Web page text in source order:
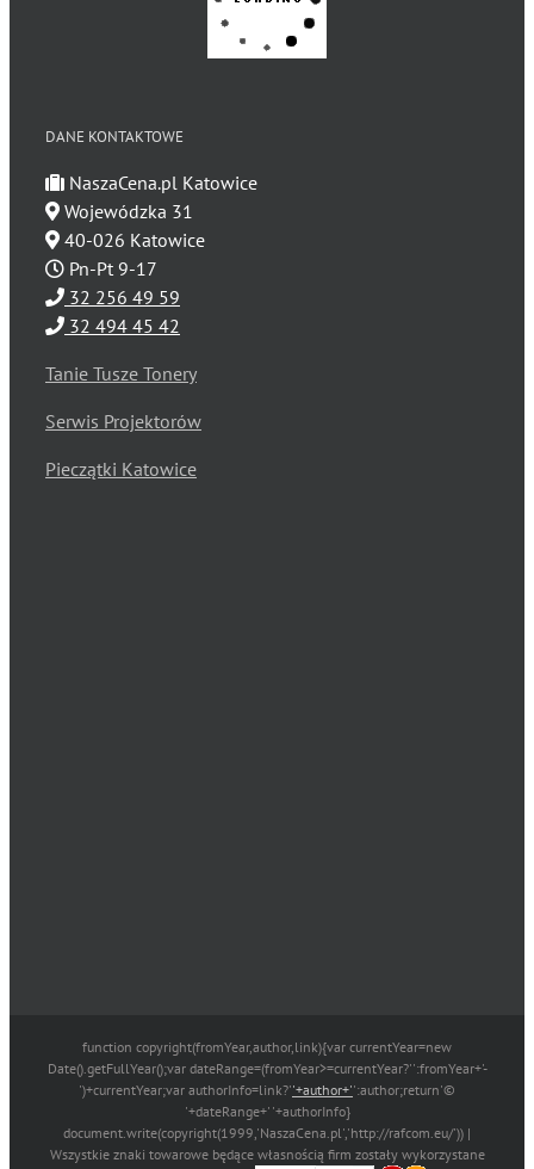
DANE KONTAKTOWE
NaszaCena.pl Katowice
Wojewódzka 31
40-026 Katowice
Pn-Pt 9-17
32 256 49 59
32 494 45 42
Tanie Tusze Tonery
Serwis Projektorów
Pieczątki Katowice
function copyright(fromYear,author,link){var currentYear=new
Date().getFullYear();var dateRange=(fromYear>=currentYear?'':fromYear+'-
')+currentYear;var authorInfo=link?''+author+'':author;return'©
'+dateRange+' '+authorInfo}
document.write(copyright(1999,'NaszaCena.pl','http://rafcom.eu/')) |
Wszystkie znaki towarowe będące własnością firm zostały wykorzystane